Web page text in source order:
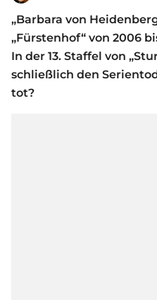
„Barbara von
„Fürstenhof“ von 2006
In der 13. Staffel von
schließlich den
tot?